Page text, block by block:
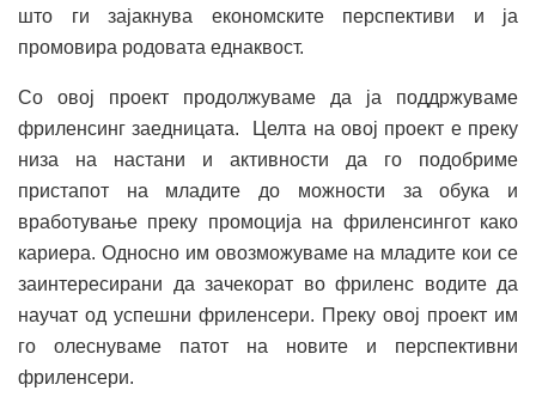
што ги зајакнува економските перспективи и ја
промовира родовата еднаквост.
Со овој проект продолжуваме да ја поддржуваме
фриленсинг заедницата. Целта на овој проект е преку
низа на настани и активности да го подобриме
пристапот на младите до можности за обука и
вработување преку промоција на фриленсингот како
кариера. Односно им овозможуваме на младите кои се
заинтересирани да зачекорат во фриленс водите да
научат од успешни фриленсери. Преку овој проект им
го олеснуваме патот на новите и перспективни
фриленсери.